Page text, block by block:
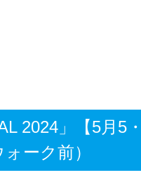
2024」【5月5
ーク前）